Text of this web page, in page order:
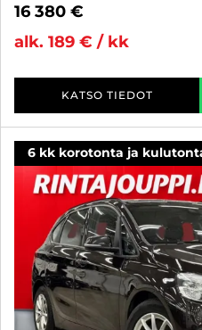
16 380 €
alk. 189 € / kk
KATSO TIEDOT
6 kk korotonta ja